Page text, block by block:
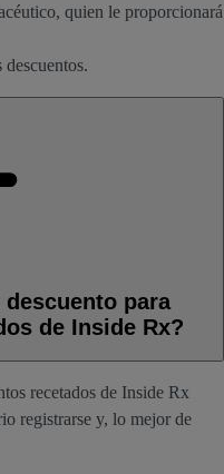
quien le proporcionará
para
de Inside Rx?
recetados de Inside Rx
registrarse y, lo mejor de